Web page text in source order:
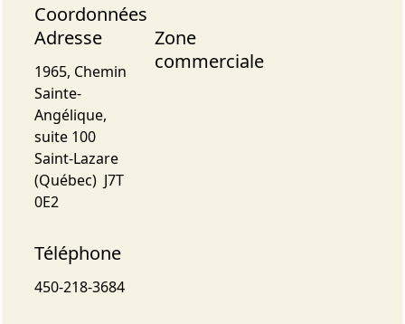
Coordonnées
Adresse
1965, Chemin
Sainte-
Angélique,
suite 100
Saint-Lazare
(Québec) J7T
0E2
Téléphone
450-218-3684
Zone
commerciale